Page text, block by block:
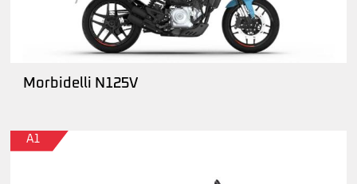
Morbidelli N125V
A1